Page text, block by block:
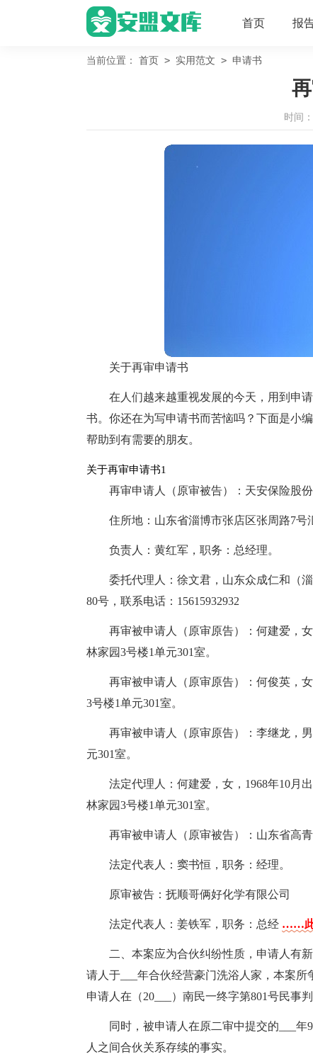
首页 报
当前位置： 首页 > 实用范文 > 申请书
时间
关于再审申请书
在人们越来越重视发展的今天，用到申
书。你还在为写申请书而苦恼吗？下面是小
帮助到有需要的朋友。
关于再审申请书1
再审申请人（原审被告）：天安保险股
住所地：山东省淄博市张店区张周路7号
负责人：黄红军，职务：总经理。
委托代理人：徐文君，山东众成仁和（
80号，联系电话：15615932932
再审被申请人（原审原告）：何建爱，
林家园3号楼1单元301室。
再审被申请人（原审原告）：何俊英，
3号楼1单元301室。
再审被申请人（原审原告）：李继龙，
元301室。
法定代理人：何建爱，女，1968年10月
林家园3号楼1单元301室。
再审被申请人（原审被告）：山东省高
法定代表人：窦书恒，职务：经理。
原审被告：抚顺哥俩好化学有限公司
法定代表人：姜铁军，职务：总经 ……此
二、本案应为合伙纠纷性质，申请人有
请人于___年合伙经营豪门洗浴人家，本案所
申请人在（20___）南民一终字第801号民事
同时，被申请人在原二审中提交的___
人之间合伙关系存续的事实。